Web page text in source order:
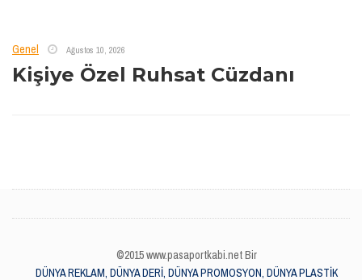
Genel Ağustos 10, 2026
Kişiye Özel Ruhsat Cüzdanı
©2015 www.pasaportkabi.net Bir
DÜNYA REKLAM, DÜNYA DERİ, DÜNYA PROMOSYON, DÜNYA PLASTİK